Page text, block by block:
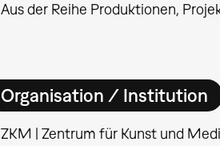
Aus der Reihe Produktionen,
Organisation / Institution
ZKM | Zentrum für Kunst und